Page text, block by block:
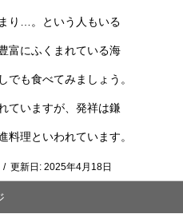
り…。という人もいる
富にふくまれている海
でも食べてみましょう。
ていますが、発祥は鎌
料理といわれています。
/ 更新日: 2025年4月18日